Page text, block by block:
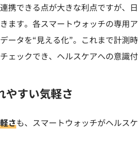
携できる点が大きな利点ですが、
ます。各スマートウォッチの専用
ータを“見える化”。これまで計測
ェックでき、ヘルスケアへの意識付
やすい気軽さ
さも、スマートウォッチがヘルス